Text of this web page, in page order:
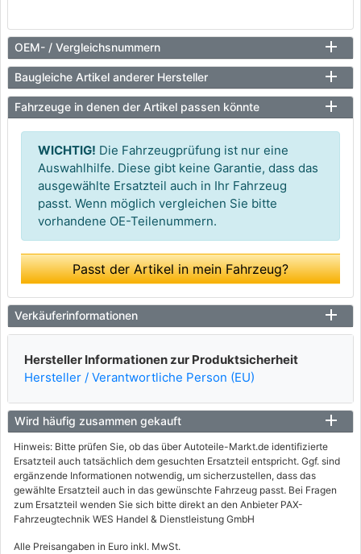
OEM- / Vergleichsnummern
Baugleiche Artikel anderer Hersteller
Fahrzeuge in denen der Artikel passen könnte
WICHTIG! Die Fahrzeugprüfung ist nur eine
Auswahlhilfe. Diese gibt keine Garantie, dass das
ausgewählte Ersatzteil auch in Ihr Fahrzeug
passt. Wenn möglich vergleichen Sie bitte
vorhandene OE-Teilenummern.
Passt der Artikel in mein Fahrzeug?
Verkäuferinformationen
Hersteller Informationen zur Produktsicherheit
Hersteller / Verantwortliche Person (EU)
Wird häufig zusammen gekauft
Hinweis: Bitte prüfen Sie, ob das über Autoteile-Markt.de identifizierte
Ersatzteil auch tatsächlich dem gesuchten Ersatzteil entspricht. Ggf. sind
ergänzende Informationen notwendig, um sicherzustellen, dass das
gewählte Ersatzteil auch in das gewünschte Fahrzeug passt. Bei Fragen
zum Ersatzteil wenden Sie sich bitte direkt an den Anbieter PAX-
Fahrzeugtechnik WES Handel & Dienstleistung GmbH
Alle Preisangaben in Euro inkl. MwSt.